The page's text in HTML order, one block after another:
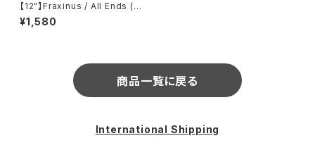
【12"】Fraxinus / All Ends (H
er Records) (HERWL001)
¥1,580
商品一覧に戻る
International Shipping